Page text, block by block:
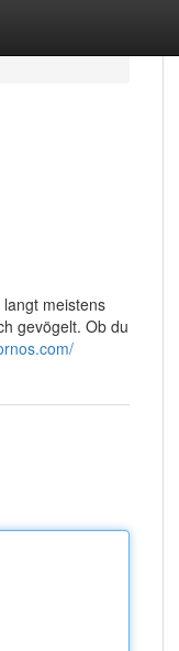
meistens
gevögelt. Ob du